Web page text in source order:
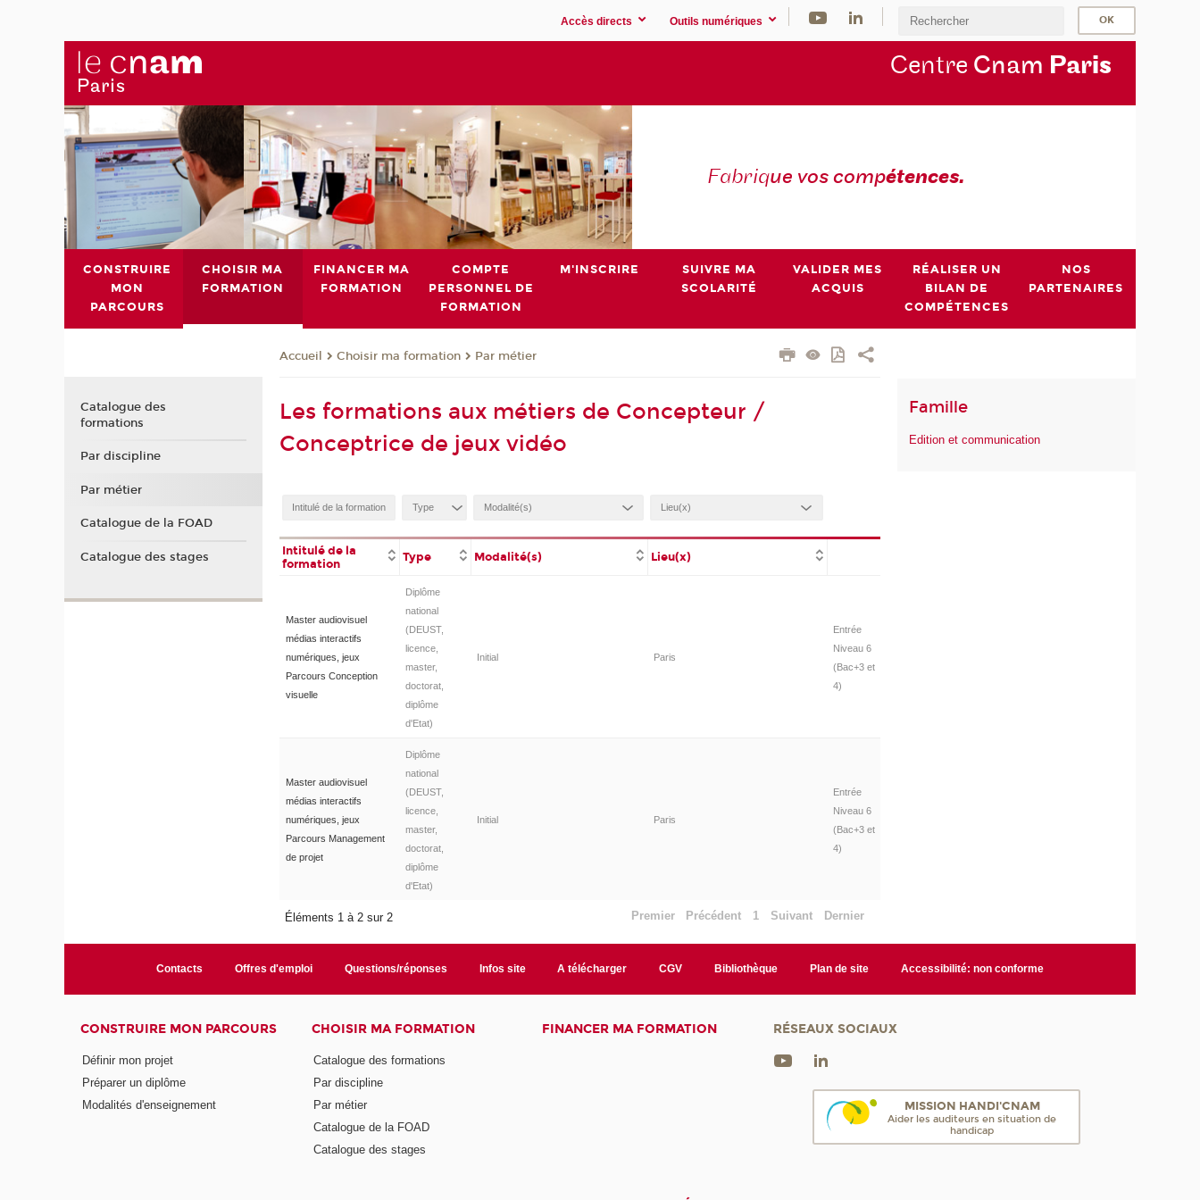
Accès directs Outils numériques
Centre Cnam Paris
Fabrique vos compétences.
CONSTRUIRE
MON
PARCOURS
CHOISIR MA
FORMATION
FINANCER MA
FORMATION
COMPTE
PERSONNEL DE
FORMATION
M'INSCRIRE
SUIVRE MA
SCOLARITÉ
VALIDER MES
ACQUIS
RÉALISER UN
BILAN DE
COMPÉTENCES
NOS
PARTENAIRES
Accueil Choisir ma formation Par métier
Les formations aux métiers de Concepteur /
Conceptrice de jeux vidéo
Intitulé de la
formation
Type Modalité(s) Lieu(x)
Master audiovisuel
médias interactifs
numériques, jeux
Parcours Conception
visuelle
Diplôme
national
(DEUST,
licence,
master,
doctorat,
diplôme
d'Etat)
Initial Paris
Entrée
Niveau 6
(Bac+3 et
4)
Master audiovisuel
médias interactifs
numériques, jeux
Parcours Management
de projet
Diplôme
national
(DEUST,
licence,
master,
doctorat,
diplôme
d'Etat)
Initial Paris
Entrée
Niveau 6
(Bac+3 et
4)
Éléments 1 à 2 sur 2 Premier Précédent 1 Suivant Dernier
Famille
Edition et communication
Catalogue des
formations
Par discipline
Par métier
Catalogue de la FOAD
Catalogue des stages
Contacts Offres d'emploi Questions/réponses Infos site A télécharger CGV Bibliothèque Plan de site Accessibilité: non conforme
CONSTRUIRE MON PARCOURS
Définir mon projet
Préparer un diplôme
Modalités d'enseignement
CHOISIR MA FORMATION
Catalogue des formations
Par discipline
Par métier
Catalogue de la FOAD
Catalogue des stages
FINANCER MA FORMATION RÉSEAUX SOCIAUX
MISSION HANDI'CNAM
Aider les auditeurs en situation de
handicap